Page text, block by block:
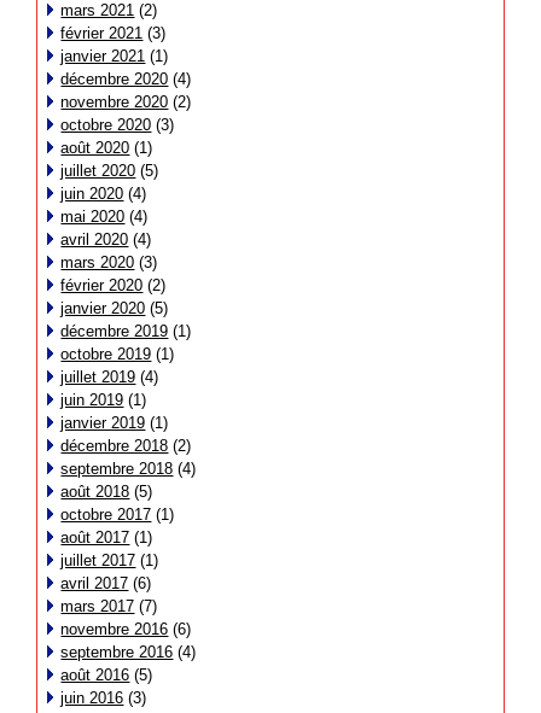
mars 2021 (2)
février 2021 (3)
janvier 2021 (1)
décembre 2020 (4)
novembre 2020 (2)
octobre 2020 (3)
août 2020 (1)
juillet 2020 (5)
juin 2020 (4)
mai 2020 (4)
avril 2020 (4)
mars 2020 (3)
février 2020 (2)
janvier 2020 (5)
décembre 2019 (1)
octobre 2019 (1)
juillet 2019 (4)
juin 2019 (1)
janvier 2019 (1)
décembre 2018 (2)
septembre 2018 (4)
août 2018 (5)
octobre 2017 (1)
août 2017 (1)
juillet 2017 (1)
avril 2017 (6)
mars 2017 (7)
novembre 2016 (6)
septembre 2016 (4)
août 2016 (5)
juin 2016 (3)